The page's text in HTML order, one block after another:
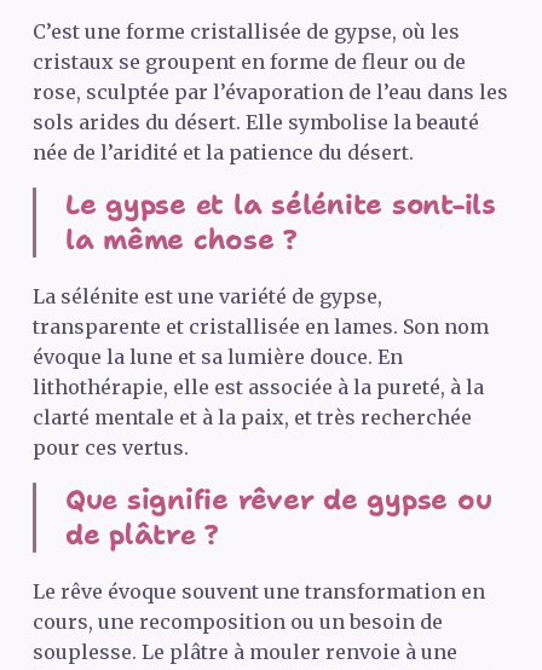
C’est une forme cristallisée de gypse, où les
cristaux se groupent en forme de fleur ou de
rose, sculptée par l’évaporation de l’eau dans les
sols arides du désert. Elle symbolise la beauté
née de l’aridité et la patience du désert.
Le gypse et la sélénite sont-ils
la même chose ?
La sélénite est une variété de gypse,
transparente et cristallisée en lames. Son nom
évoque la lune et sa lumière douce. En
lithothérapie, elle est associée à la pureté, à la
clarté mentale et à la paix, et très recherchée
pour ces vertus.
Que signifie rêver de gypse ou
de plâtre ?
Le rêve évoque souvent une transformation en
cours, une recomposition ou un besoin de
souplesse. Le plâtre à mouler renvoie à une